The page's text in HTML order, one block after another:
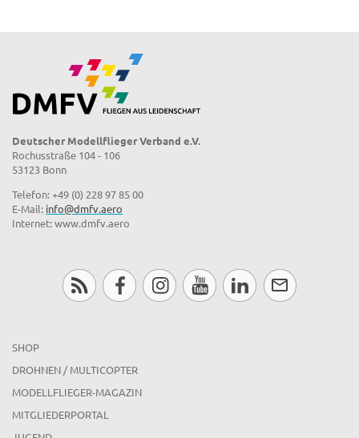
Deutscher Modellflieger Verband e.V.
Rochusstraße 104 - 106
53123 Bonn
Telefon: +49 (0) 228 97 85 00
E-Mail: info@dmfv.aero
Internet: www.dmfv.aero
SHOP
DROHNEN / MULTICOPTER
MODELLFLIEGER-MAGAZIN
MITGLIEDERPORTAL